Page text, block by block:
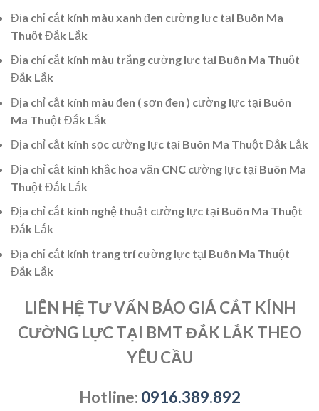
Địa chỉ cắt kính màu xanh đen cường lực tại Buôn Ma
Thuột Đắk Lắk
Địa chỉ cắt kính màu trắng cường lực tại Buôn Ma Thuột
Đắk Lắk
Địa chỉ cắt kính màu đen ( sơn đen ) cường lực tại Buôn
Ma Thuột Đắk Lắk
Địa chỉ cắt kính sọc cường lực tại Buôn Ma Thuột Đắk Lắk
Địa chỉ cắt kính khắc hoa văn CNC cường lực tại Buôn Ma
Thuột Đắk Lắk
Địa chỉ cắt kính nghệ thuật cường lực tại Buôn Ma Thuột
Đắk Lắk
Địa chỉ cắt kính trang trí cường lực tại Buôn Ma Thuột
Đắk Lắk
LIÊN HỆ TƯ VẤN BÁO GIÁ CẮT KÍNH
CƯỜNG LỰC TẠI BMT ĐẮK LẮK THEO
YÊU CẦU
Hotline: 0916.389.892